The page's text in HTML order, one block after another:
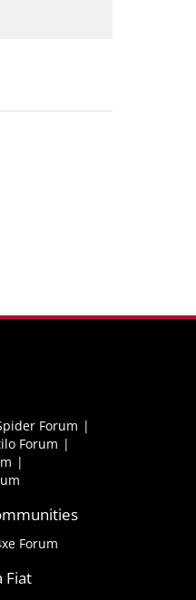
Forum
Forum
Forum
Fiat